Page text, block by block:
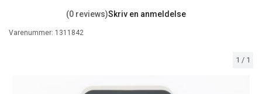
1 / 1
(0 reviews)Skriv en anmeldelse
Varenummer: 1311842